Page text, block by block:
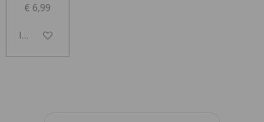
€ 6,99
In winkelwagen